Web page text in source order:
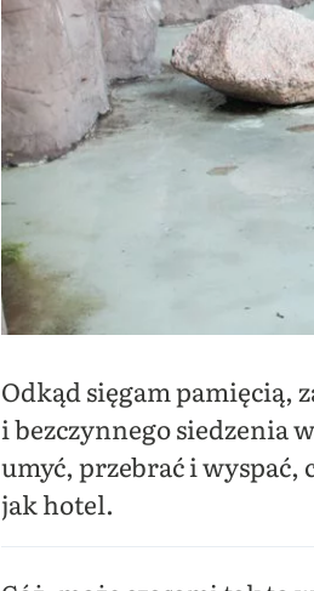
Odkąd sięgam pamięcią,
i bezczynnego siedzenia
umyć, przebrać i
jak hotel.